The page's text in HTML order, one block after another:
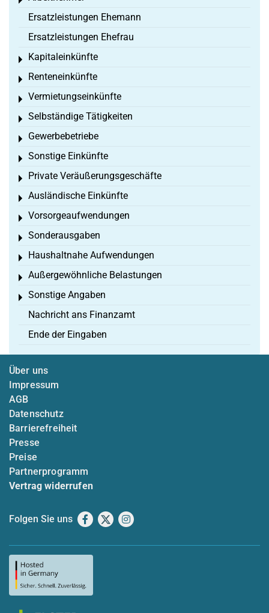
Ersatzleistungen Ehemann
Ersatzleistungen Ehefrau
Kapitaleinkünfte
Toggle menu
Renteneinkünfte
Toggle menu
Vermietungseinkünfte
Toggle menu
Selbständige Tätigkeiten
Toggle menu
Gewerbebetriebe
Toggle menu
Sonstige Einkünfte
Toggle menu
Private Veräußerungsgeschäfte
Toggle menu
Ausländische Einkünfte
Toggle menu
Vorsorgeaufwendungen
Toggle menu
Sonderausgaben
Toggle menu
Haushaltnahe Aufwendungen
Toggle menu
Außergewöhnliche Belastungen
Toggle menu
Sonstige Angaben
Toggle menu
Nachricht ans Finanzamt
Ende der Eingaben
Über uns
Impressum
AGB
Datenschutz
Barrierefreiheit
Presse
Preise
Partnerprogramm
Vertrag widerrufen
Folgen Sie uns Facebook
X Instagram